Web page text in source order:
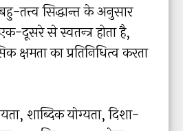
तत्त्व सिद्धान्त के अनुसार
दूसरे से स्वतन्त्र होता है,
क्षमता का प्रतिनिधित्व करता
शाब्दिक योग्यता, दिशा-